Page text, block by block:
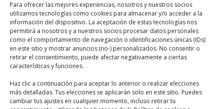
Para ofrecer las mejores experiencias, nosotros y nuestros socios
utilizamos tecnologías como cookies para almacenar y/o acceder a la
información del dispositivo. La aceptación de estas tecnologías nos
permitirá a nosotros y a nuestros socios procesar datos personales
como el comportamiento de navegación o identificaciones únicas (IDs)
en este sitio y mostrar anuncios (no-) personalizados. No consentir o
retirar el consentimiento, puede afectar negativamente a ciertas
características y funciones.
Haz clic a continuación para aceptar lo anterior o realizar elecciones
más detalladas. Tus elecciones se aplicarán solo en este sitio. Puedes
cambiar tus ajustes en cualquier momento, incluso retirar tu
Horario de atención de Tst Grupo
Días Horario
Lunes
Abierto 24 horas
Martes
Abierto 24 horas